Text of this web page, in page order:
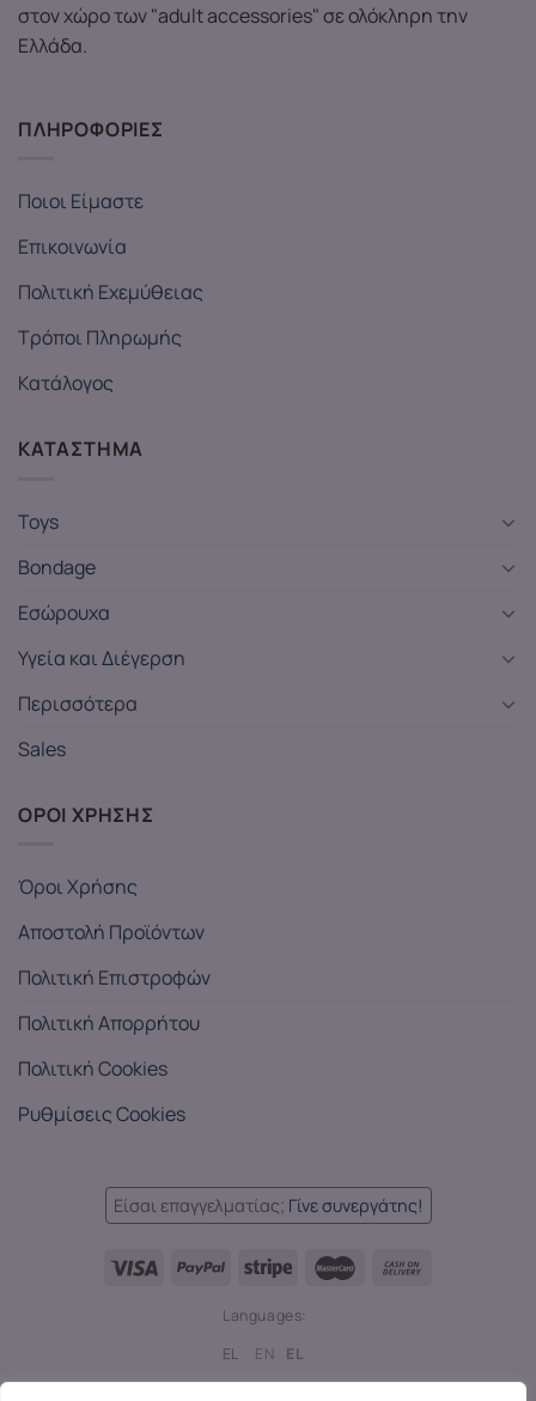
στον χώρο των "adult accessories" σε ολόκληρη την
Ελλάδα.
ΠΛΗΡΟΦΟΡΙΕΣ
Ποιοι Είμαστε
Επικοινωνία
Πολιτική Εχεμύθειας
Τρόποι Πληρωμής
Κατάλογος
ΚΑΤΑΣΤΗΜΑ
Toys
Bondage
Εσώρουχα
Υγεία και Διέγερση
Περισσότερα
Sales
ΟΡΟΙ ΧΡΗΣΗΣ
Όροι Χρήσης
Αποστολή Προϊόντων
Πολιτική Επιστροφών
Πολιτική Απορρήτου
Πολιτική Cookies
Ρυθμίσεις Cookies
Είσαι επαγγελματίας; Γίνε συνεργάτης!
Languages:
EL
EN EL